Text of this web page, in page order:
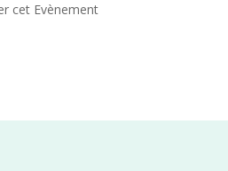
cet Evènement